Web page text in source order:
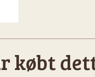
købt